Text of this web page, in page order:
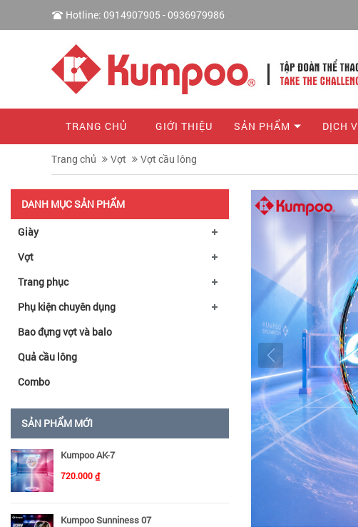
Hotline: 0914907905 - 0936979986
TRANG CHỦ GIỚI THIỆU SẢN PHẨM DỊCH
Trang chủ Vợt Vợt cầu lông
DANH MỤC SẢN PHẨM
Giày
Vợt
Trang phục
Phụ kiện chuyên dụng
Bao đựng vợt và balo
Quả cầu lông
Combo
SẢN PHẨM MỚI
Kumpoo AK-7
720.000 ₫
Kumpoo Sunniness 07